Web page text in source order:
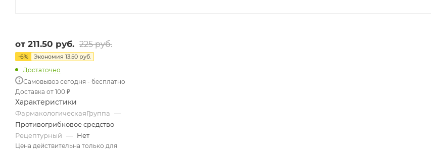
от 211.50 руб. 225 руб.
-6% Экономия 13.50 руб.
Достаточно
Самовывоз сегодня - бесплатно
Доставка от 100 ₽
Характеристики
ФармакологическаяГруппа —
Противогрибковое средство
Рецептурный — Нет
Цена действительна только для